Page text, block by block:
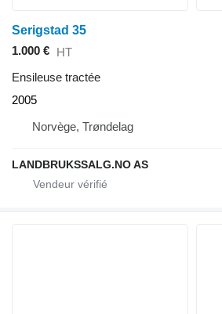
Serigstad 35
1.000 € HT
Ensileuse tractée
2005
Norvège, Trøndelag
LANDBRUKSSALG.NO AS